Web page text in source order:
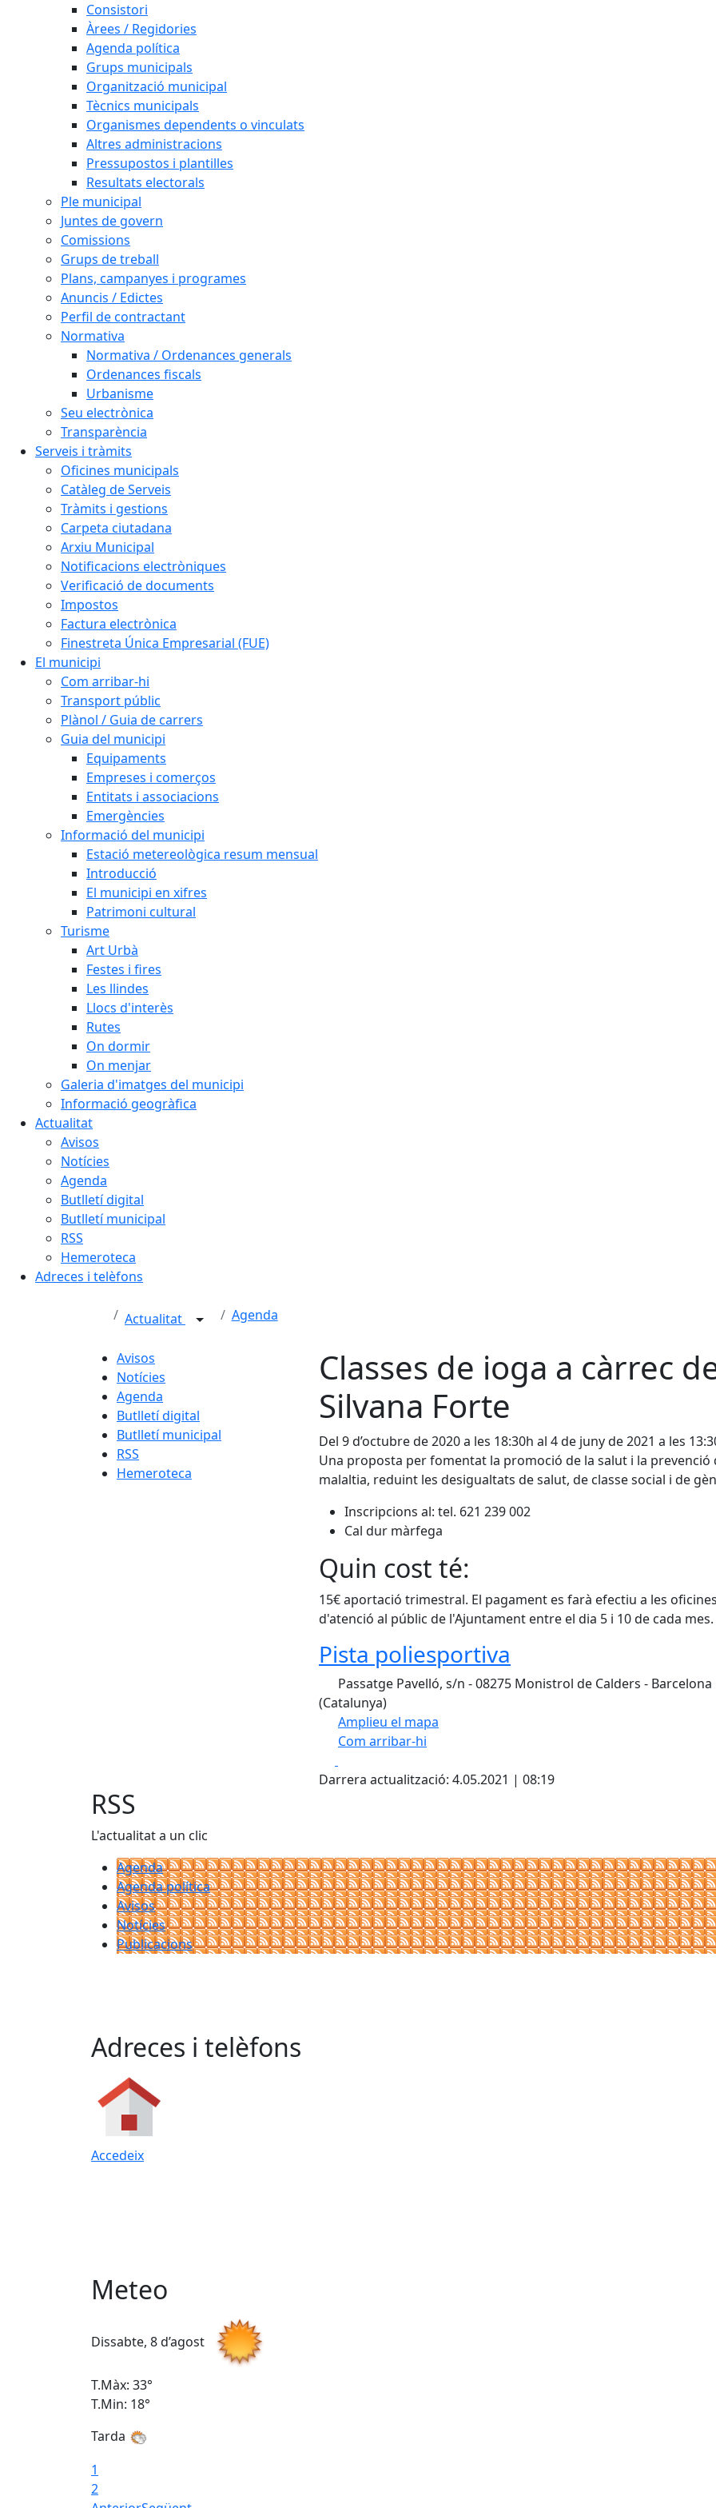
Consistori
Àrees / Regidories
Agenda política
Grups municipals
Organització municipal
Tècnics municipals
Organismes dependents o vinculats
Altres administracions
Pressupostos i plantilles
Resultats electorals
Ple municipal
Juntes de govern
Comissions
Grups de treball
Plans, campanyes i programes
Anuncis / Edictes
Perfil de contractant
Normativa
Normativa / Ordenances generals
Ordenances fiscals
Urbanisme
Seu electrònica
Transparència
Serveis i tràmits
Oficines municipals
Catàleg de Serveis
Tràmits i gestions
Carpeta ciutadana
Arxiu Municipal
Notificacions electròniques
Verificació de documents
Impostos
Factura electrònica
Finestreta Única Empresarial (FUE)
El municipi
Com arribar-hi
Transport públic
Plànol / Guia de carrers
Guia del municipi
Equipaments
Empreses i comerços
Entitats i associacions
Emergències
Informació del municipi
Estació metereològica resum mensual
Introducció
El municipi en xifres
Patrimoni cultural
Turisme
Art Urbà
Festes i fires
Les llindes
Llocs d'interès
Rutes
On dormir
On menjar
Galeria d'imatges del municipi
Informació geogràfica
Actualitat
Avisos
Notícies
Agenda
Butlletí digital
Butlletí municipal
RSS
Hemeroteca
Adreces i telèfons
Actualitat Agenda
Avisos
Notícies
Agenda
Butlletí digital
Butlletí municipal
RSS
Hemeroteca
Classes de ioga a càrrec
Silvana Forte
Del 9 d’octubre de 2020 a les 18:30h al 4 de juny de 2021 a les
Una proposta per fomentat la promoció de la salut i la prevenció
malaltia, reduint les desigualtats de salut, de classe social i de
Inscripcions al: tel. 621 239 002
Cal dur màrfega
Quin cost té:
15€ aportació trimestral. El pagament es farà efectiu a les oficines
d'atenció al públic de l'Ajuntament entre el dia 5 i 10 de cada mes.
Pista poliesportiva
Passatge Pavelló, s/n - 08275 Monistrol de Calders - Barcelona
(Catalunya)
Amplieu el mapa
Com arribar-hi
+
Darrera actualització: 4.05.2021 | 08:19
RSS
L'actualitat a un clic
Agenda
Agenda política
Avisos
Notícies
Publicacions
Adreces i telèfons
Accedeix
Meteo
Dissabte, 8 d’agost
T.Màx: 33°
T.Min: 18°
Tarda
1
2